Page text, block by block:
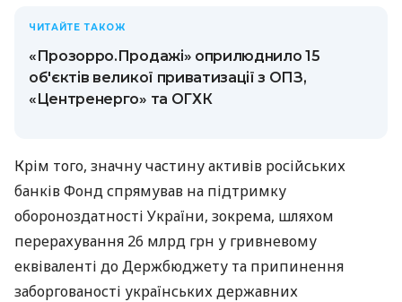
ЧИТАЙТЕ ТАКОЖ
«Прозорро.Продажі» оприлюднило 15
об'єктів великої приватизації з ОПЗ,
«Центренерго» та ОГХК
Крім того, значну частину активів російських
банків Фонд спрямував на підтримку
обороноздатності України, зокрема, шляхом
перерахування 26 млрд грн у гривневому
еквіваленті до Держбюджету та припинення
заборгованості українських державних